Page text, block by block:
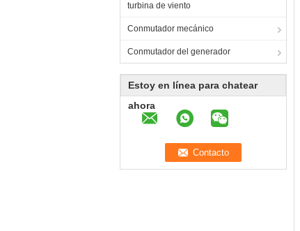
turbina de viento
Conmutador mecánico
Conmutador del generador
Estoy en línea para chatear
ahora